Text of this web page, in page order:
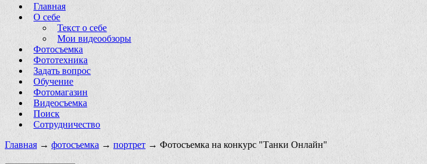
Главная
О себе
Текст о себе
Мои видеообзоры
Фотосъемка
Фототехника
Задать вопрос
Обучение
Фотомагазин
Видеосъемка
Поиск
Сотрудничество
Главная → фотосъемка → портрет → Фотосъемка на конкурс "Танки Онлайн"